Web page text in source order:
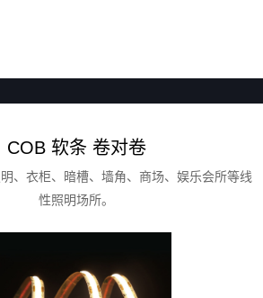
COB 软条 卷对卷
、衣柜、暗槽、墙角、商场、娱乐会所等线
性照明场所。